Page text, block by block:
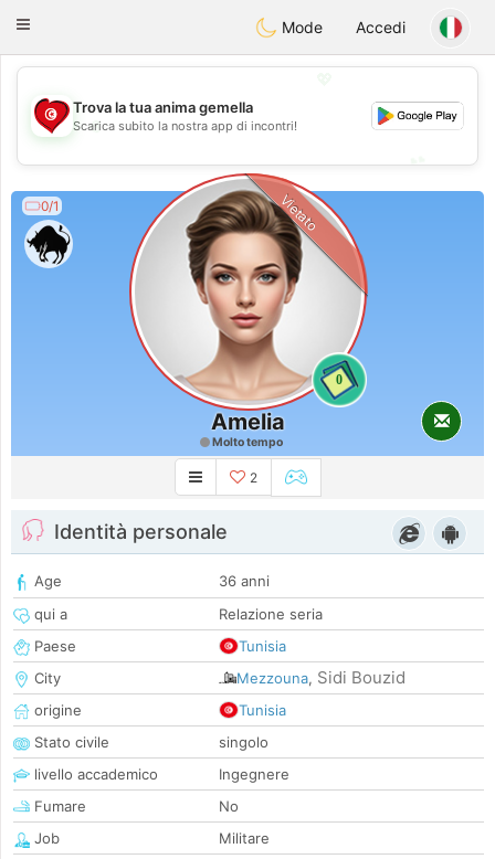
Tunisia Dating
Toggle
Mode Accedi
💖
💕
Trova la tua anima gemella
Scarica subito la nostra app di incontri!
0/1
0
Vietato
Amelia
Molto tempo
2
Identità personale
Age
36 anni
qui a
Relazione seria
Paese
Tunisia
City
Mezzouna, Sidi Bouzid
origine
Tunisia
Stato civile
singolo
livello accademico
Ingegnere
Fumare
No
Job
Militare